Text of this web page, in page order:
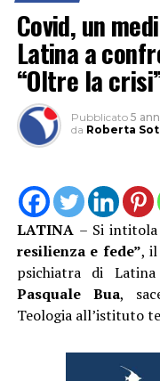
Covid, un
Latina a
“Oltre la
Pubblicato 5
da Roberta
LATINA – Si intitola
resilienza e fede”,
psichiatra di
Pasquale Bua,
Teologia all’istituto